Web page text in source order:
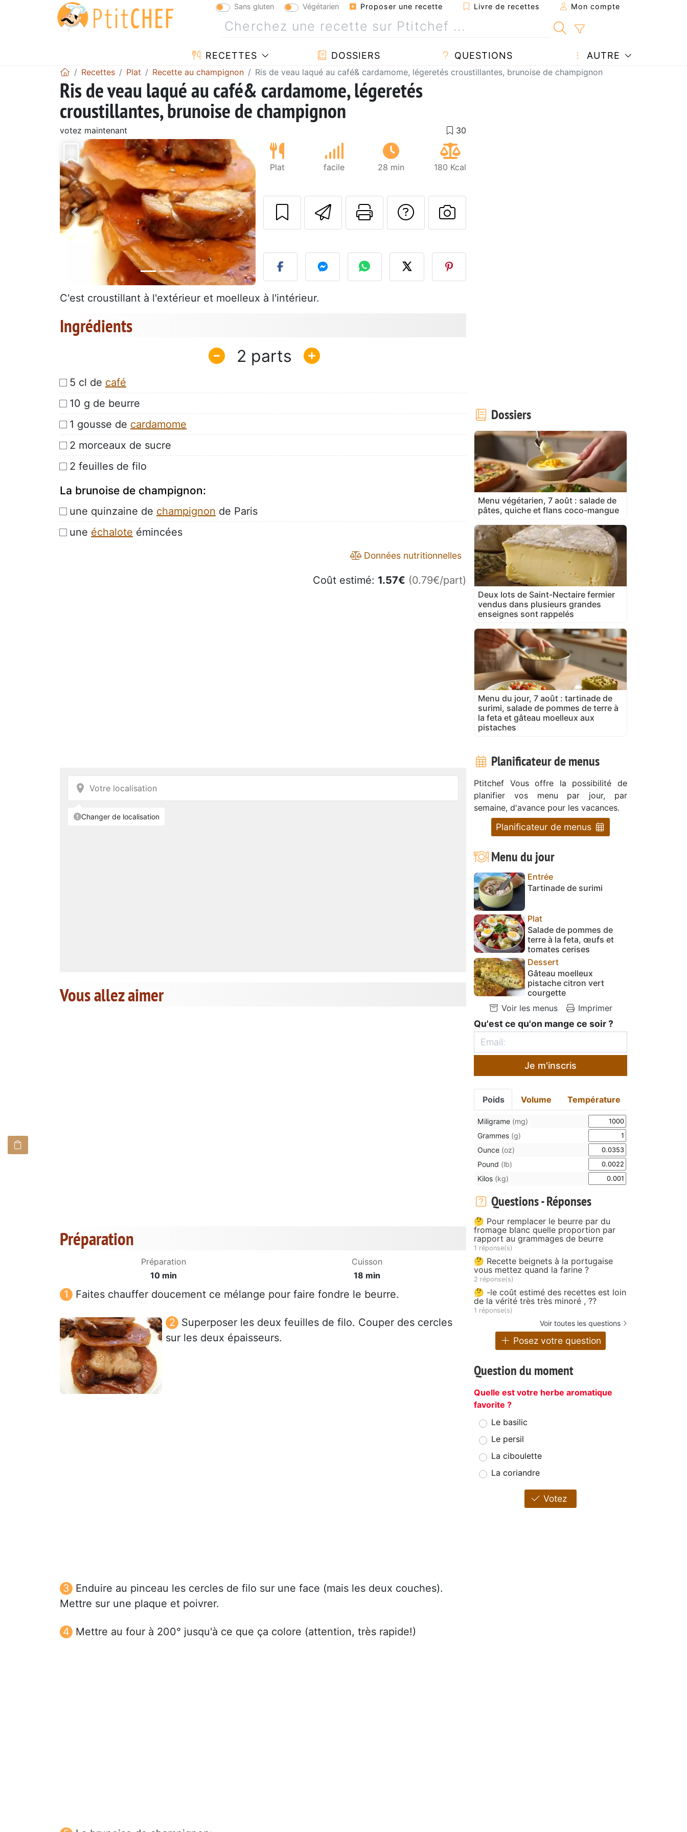
Sans gluten Végétarien Proposer une recette Livre de recettes Mon compte
RECETTES DOSSIERS QUESTIONS AUTRE
Recettes Plat Recette au champignon Ris de veau laqué au café& cardamome, légeretés croustillantes, brunoise de champignon
Ris de veau laqué au café& cardamome, légeretés
croustillantes, brunoise de champignon
votez maintenant
Précédent Suivant
Plat facile 28 min 180 Kcal
Envoyer cette recette à un ami
Imprimer cette page
Poser une question à l'auteur
Publier votre photo de cette
C'est croustillant à l'extérieur et moelleux à l'intérieur.
Ingrédients
2
5 cl de café
10 g de beurre
1 gousse de cardamome
2 morceaux de sucre
2 feuilles de filo
La brunoise de champignon:
une quinzaine de champignon de Paris
une échalote émincées
Données nutritionnelles
Coût estimé: 1.57€ (0.79€/part)
Vous allez aimer
Préparation
Préparation
10 min
Cuisson
18 min
Faites chauffer doucement ce mélange pour faire fondre le beurre.
Superposer les deux feuilles de filo. Couper des cercles
sur les deux épaisseurs.
Enduire au pinceau les cercles de filo sur une face (mais les deux couches).
Mettre sur une plaque et poivrer.
Mettre au four à 200° jusqu'à ce que ça colore (attention, très rapide!)
Dossiers
Menu végétarien, 7 août : salade de
pâtes, quiche et flans coco-mangue
Deux lots de Saint-Nectaire fermier
vendus dans plusieurs grandes
enseignes sont rappelés
Menu du jour, 7 août : tartinade de
surimi, salade de pommes de terre à
la feta et gâteau moelleux aux
pistaches
Planificateur de menus
Ptitchef Vous offre la possibilité de
planifier vos menu par jour, par
semaine, d'avance pour les vacances.
Planificateur de menus
Menu du jour
Entrée
Tartinade de surimi
Plat
Salade de pommes de
terre à la feta, œufs et
tomates cerises
Dessert
Gâteau moelleux
pistache citron vert
courgette
Voir les menus
Imprimer
Qu'est ce qu'on mange ce soir ?
Je m'inscris
Poids Volume Température
Miligrame (mg)
Grammes (g)
Ounce (oz)
Pound (lb)
Kilos (kg)
Questions - Réponses
🤔 Pour remplacer le beurre par du
fromage blanc quelle proportion par
rapport au grammages de beurre
1 réponse(s)
🤔 Recette beignets à la portugaise
vous mettez quand la farine ?
2 réponse(s)
🤔 -le coût estimé des recettes est loin
de la vérité très très minoré , ??
1 réponse(s)
Voir toutes les questions
Posez votre question
Question du moment
Quelle est votre herbe aromatique
favorite ?
Le basilic
Le persil
La ciboulette
La coriandre
Votez